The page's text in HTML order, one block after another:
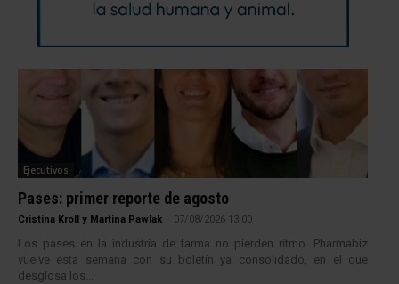
Ejecutivos
Pases: primer reporte de agosto
Cristina Kroll y Martina Pawlak 07/08/2026 13:00
Los pases en la industria de farma no pierden ritmo. Pharmabiz
vuelve esta semana con su boletín ya consolidado, en el que
desglosa los...